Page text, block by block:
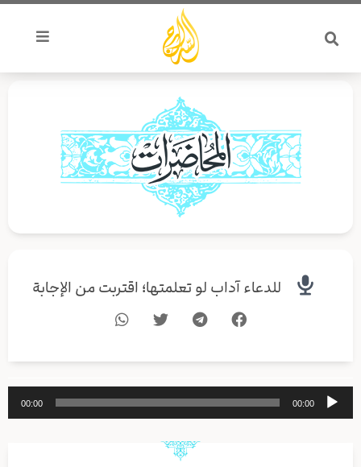
تخطي
المحتوى
للدعاء آداب لو تعلمتها؛ اقتربت من الإجابة
مشغل
الصوت
00:00
00:00